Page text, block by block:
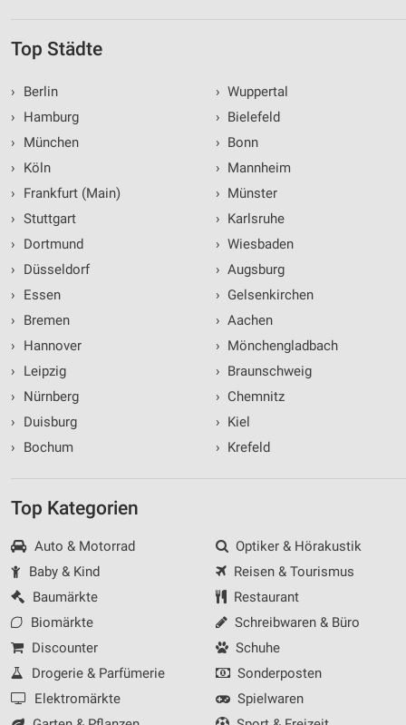
Top Städte
›
Berlin
›
Hamburg
›
München
›
Köln
›
Frankfurt (Main)
› Stuttgart
›
Dortmund
›
Düsseldorf
›
Essen
›
Bremen
›
Hannover
›
Leipzig
›
Nürnberg
›
Duisburg
›
Bochum
› Wuppertal
› Bielefeld
› Bonn
› Mannheim
› Münster
› Karlsruhe
› Wiesbaden
› Augsburg
› Gelsenkirchen
› Aachen
› Mönchengladbach
› Braunschweig
› Chemnitz
› Kiel
› Krefeld
Top Kategorien
Auto & Motorrad
Baby & Kind
Baumärkte
Biomärkte
Discounter
Drogerie & Parfümerie
Elektromärkte
Optiker & Hörakustik
Reisen & Tourismus
Restaurant
Schreibwaren & Büro
Schuhe
Sonderposten
Spielwaren